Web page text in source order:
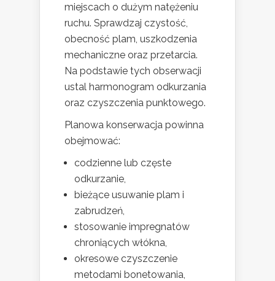
miejscach o dużym natężeniu
ruchu. Sprawdzaj czystość,
obecność plam, uszkodzenia
mechaniczne oraz przetarcia.
Na podstawie tych obserwacji
ustal harmonogram odkurzania
oraz czyszczenia punktowego.
Planowa konserwacja powinna
obejmować:
codzienne lub częste
odkurzanie,
bieżące usuwanie plam i
zabrudzeń,
stosowanie impregnatów
chroniących włókna,
okresowe czyszczenie
metodami bonetowania,